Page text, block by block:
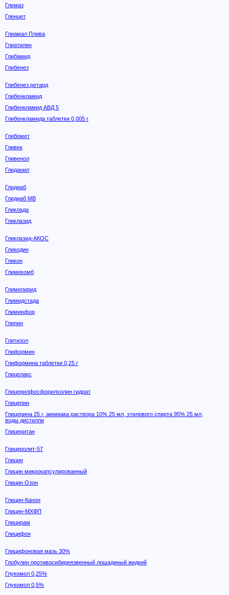
Глемаз
Гленцет
Глиамал Плива
Глиатилин
Глибамид
Глибенез
Глибенез ретард
Глибенкламид
Глибенкламид АВД 5
Глибенкламида таблетки 0,005 г
Глибомет
Гливек
Гливенол
Глиданил
Глидиаб
Глидиаб МВ
Гликлада
Гликлазид
Гликлазид-АКОС
Гликодин
Гликон
Глимекомб
Глимепирид
Глимидстада
Глиминфор
Глипин
Глитизол
Глиформин
Глиформина таблетки 0,25 г
Глицелакс
Глицерилфосфорилхолин гидрат
Глицерин
Глицерина 25 г, аммиака раствора 10% 25 мл, этилового спирта 95% 25 мл,
воды дистилли
Глицеритан
Глицеролит-57
Глицин
Глицин микрокапсулированный
Глицин Озон
Глицин-Канон
Глицин-МХФП
Глицирам
Глицифон
Глицифоновая мазь 30%
Глобулин противосибиреязвенный лошадиный жидкий
Глукомол 0,25%
Глукомол 0,5%